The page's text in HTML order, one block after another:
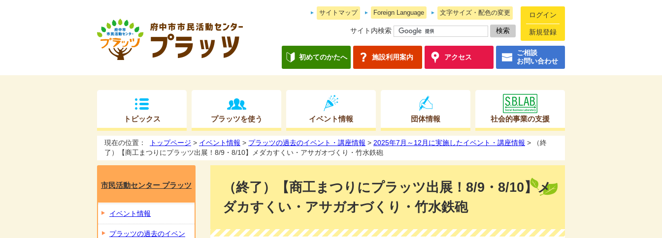
サイトマップ Foreign Language 文字サイズ・配色の変更 ログイン
新規登録
サイト内検索
初めてのかたへ 施設利用案内 アクセス
ご相談
お問い合わせ
トピックス プラッツを使う イベント情報 団体情報 社会的事業の支援
現在の位置： トップページ > イベント情報 > プラッツの過去のイベント・講座情報 > 2025年7月～12月に実施したイベント・講座情報 > （終
了）【商工まつりにプラッツ出展！8/9・8/10】メダカすくい・アサガオづくり・竹水鉄砲
（終了）【商工まつりにプラッツ出展！8/9・8/10】メ
ダカすくい・アサガオづくり・竹水鉄砲
市民活動センター プラッツ
イベント情報
プラッツの過去のイベン